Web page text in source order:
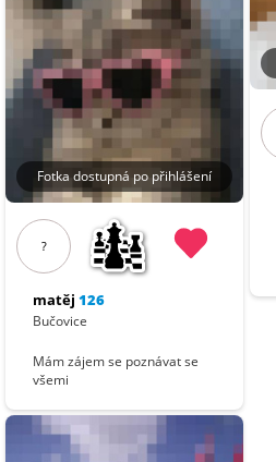
Fotka dostupná po přihlášení
?
matěj 126
Bučovice
Mám zájem se poznávat se
všemi